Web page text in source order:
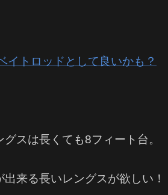
トロッドとして良いかも？
スは長くても8フィート台。
来る長いレングスが欲しい！